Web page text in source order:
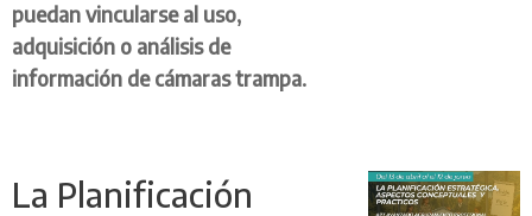
puedan vincularse al uso,
adquisición o análisis de
información de cámaras trampa.
La Planificación